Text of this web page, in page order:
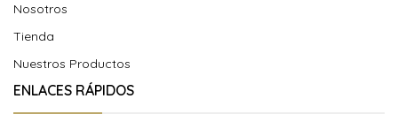
Nosotros
Tienda
Nuestros Productos
ENLACES RÁPIDOS